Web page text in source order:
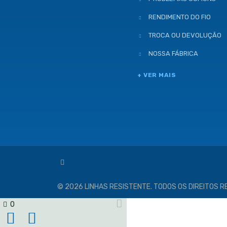
RENDIMENTO DO FIO
TROCA OU DEVOLUÇÃO
NOSSA FÁBRICA
+ VER MAIS
© 2026 LINHAS RESISTENTE. TODOS OS DIREITOS
0